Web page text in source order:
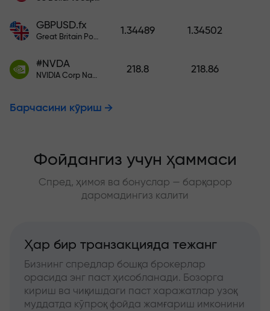
GBPUSD.fx
Great Britain Pound vs US Dollar
1.34489 1.34502
#NVDA
NVIDIA Corp Nasdaq Stock Exchange (Nasdaq) USD
218.8 218.86
Барчасини кўриш
Фойдангиз учун ҳаммаси
Спред, ҳимоя ва бонуслар — барқарор
даромадингиз калити
Ҳар бир транзакцияда тежанг
Бизнинг спредлар бошқа брокерлар
орасида энг паст ҳисобланади. Бозорга
кириш ва чиқишдаги паст харажатлар узоқ
муддатда кўпроқ фойда жамғариш имконини